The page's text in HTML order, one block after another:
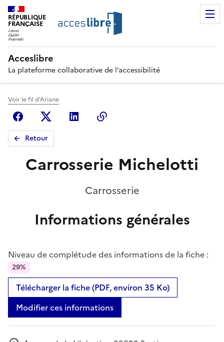
RÉPUBLIQUE
FRANÇAISE
Acceslibre
La plateforme collaborative de l’accessibilité
Voir le fil d'Ariane
FacebookX (anciennement Twitter)
Linkedin
Retour
Carrosserie Michelotti
Carrosserie
Informations générales
Niveau de complétude des informations de la fiche :
29%
Télécharger la fiche (PDF, environ 35 Ko)
Modifier ces informations